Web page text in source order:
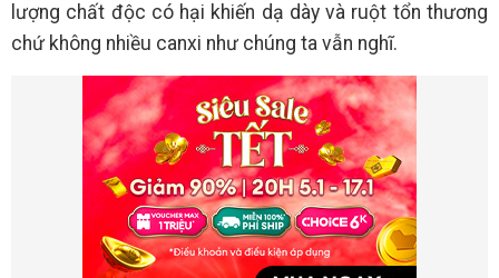
lượng chất độc có hại khiến dạ dày và ruột tổn thương
chứ không nhiều canxi như chúng ta vẫn nghĩ.